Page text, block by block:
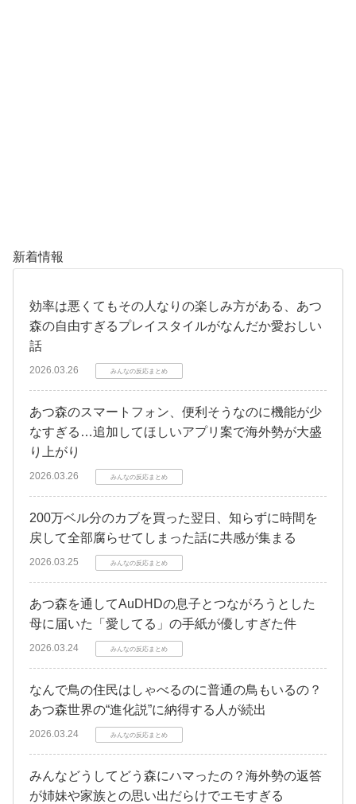
新着情報
効率は悪くてもその人なりの楽しみ方がある、あつ
森の自由すぎるプレイスタイルがなんだか愛おしい
話
2026.03.26 みんなの反応まとめ
あつ森のスマートフォン、便利そうなのに機能が少
なすぎる…追加してほしいアプリ案で海外勢が大盛
り上がり
2026.03.26 みんなの反応まとめ
200万ベル分のカブを買った翌日、知らずに時間を
戻して全部腐らせてしまった話に共感が集まる
2026.03.25 みんなの反応まとめ
あつ森を通してAuDHDの息子とつながろうとした
母に届いた「愛してる」の手紙が優しすぎた件
2026.03.24 みんなの反応まとめ
なんで鳥の住民はしゃべるのに普通の鳥もいるの？
あつ森世界の“進化説”に納得する人が続出
2026.03.24 みんなの反応まとめ
みんなどうしてどう森にハマったの？海外勢の返答
が姉妹や家族との思い出だらけでエモすぎる